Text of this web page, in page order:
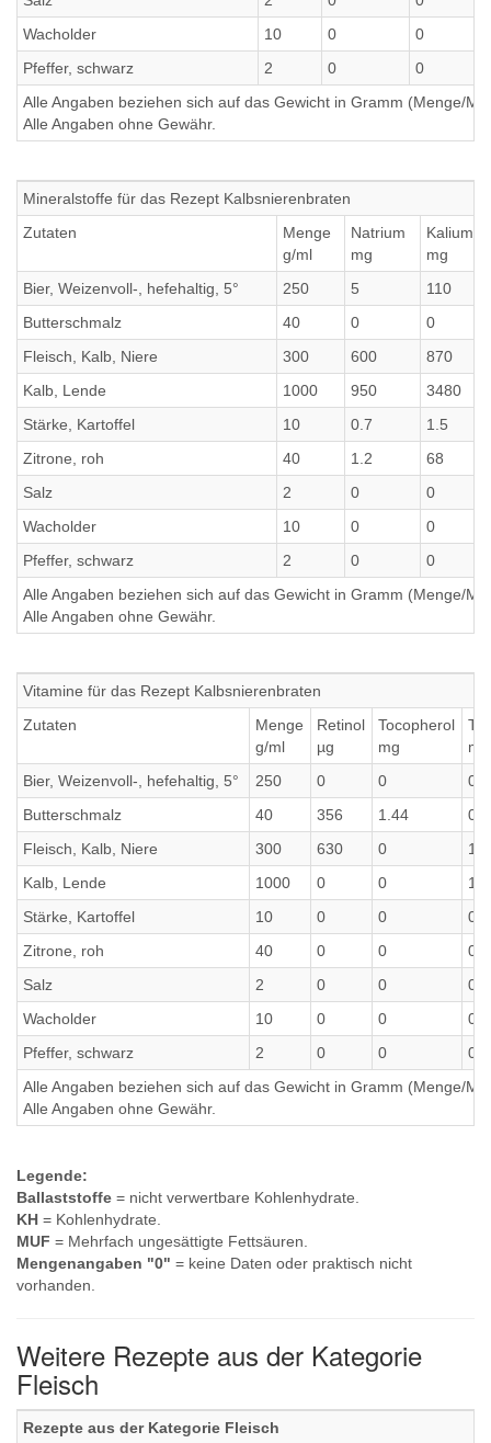
Wacholder
10 0
0
Pfeffer, schwarz
2 0
0
Alle Angaben beziehen sich auf das Gewicht in Gramm (Menge/
Alle Angaben ohne Gewähr.
Mineralstoffe für das Rezept Kalbsnierenbraten
Zutaten
Menge
g/ml
Natrium
mg
Kalium
mg
Bier, Weizenvoll-, hefehaltig, 5°
250 5
110
Butterschmalz
40 0
0
Fleisch, Kalb, Niere
300 600
870
Kalb, Lende
1000 950
3480
Stärke, Kartoffel
10 0.7
1.5
Zitrone, roh
40 1.2
68
Salz
2 0
0
Wacholder
10 0
0
Pfeffer, schwarz
2 0
0
Alle Angaben beziehen sich auf das Gewicht in Gramm (Menge/
Alle Angaben ohne Gewähr.
Vitamine für das Rezept Kalbsnierenbraten
Zutaten
Menge
g/ml
Retinol
µg
Tocopherol
mg
mg
Bier, Weizenvoll-, hefehaltig, 5°
250 0 0
0
Butterschmalz
40 356 1.44
0
Fleisch, Kalb, Niere
300 630 0
Kalb, Lende
1000 0 0
1.5
Stärke, Kartoffel
10 0 0
0
Zitrone, roh
40 0 0
Salz
2 0 0
0
Wacholder
10 0 0
0
Pfeffer, schwarz
2 0 0
0
Alle Angaben beziehen sich auf das Gewicht in Gramm (Menge/
Alle Angaben ohne Gewähr.
Legende:
Ballaststoffe = nicht verwertbare Kohlenhydrate.
KH = Kohlenhydrate.
MUF = Mehrfach ungesättigte Fettsäuren.
Mengenangaben "0" = keine Daten oder praktisch nicht
vorhanden.
Weitere Rezepte aus der Kategorie
Fleisch
Rezepte aus der Kategorie Fleisch